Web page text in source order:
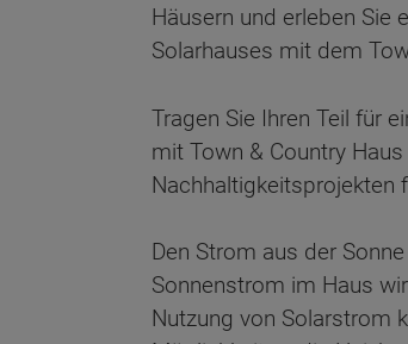
Häusern und erleben Sie
Solarhauses mit dem
Tragen Sie Ihren Teil für
mit Town & Country
Nachhaltigkeitsprojekten
Den Strom aus der
Sonnenstrom im Haus
Nutzung von Solarstrom